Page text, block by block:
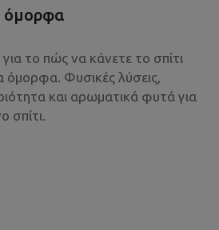
όμορφα
το πώς να κάνετε το σπίτι
όμορφα. Φυσικές λύσεις,
και αρωματικά φυτά για
σπίτι.